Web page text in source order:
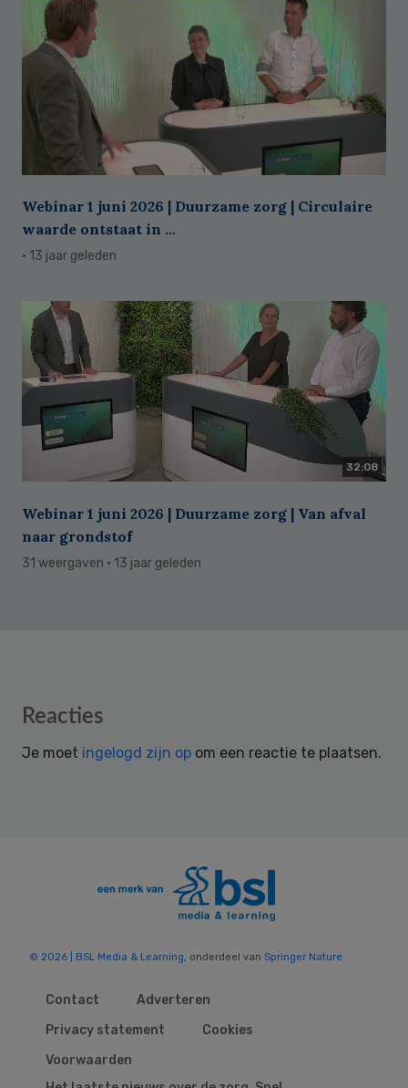
Webinar 1 juni 2026 | Duurzame zorg | Circulaire
waarde ontstaat in ...
· 13 jaar geleden
32:08
Webinar 1 juni 2026 | Duurzame zorg | Van afval
naar grondstof
31 weergaven · 13 jaar geleden
Reader
Reacties
Je moet ingelogd zijn op om een reactie te plaatsen.
© 2026 | BSL Media & Learning, onderdeel van Springer Nature
Contact
Adverteren
Privacy statement
Cookies
Voorwaarden